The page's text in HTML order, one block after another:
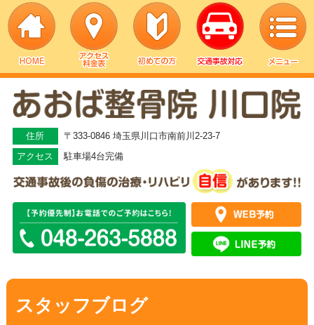
▼
住所
〒333-0846 埼玉県川口市南前川2-23-7
アクセス
駐車場4台完備
スタッフブログ